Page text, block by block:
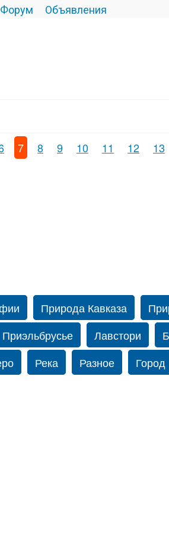
Форум Объявления
7 8 9 10 11 12 13
Природа Кавказа
Приэльбрусье Лавстори
Река Разное Город